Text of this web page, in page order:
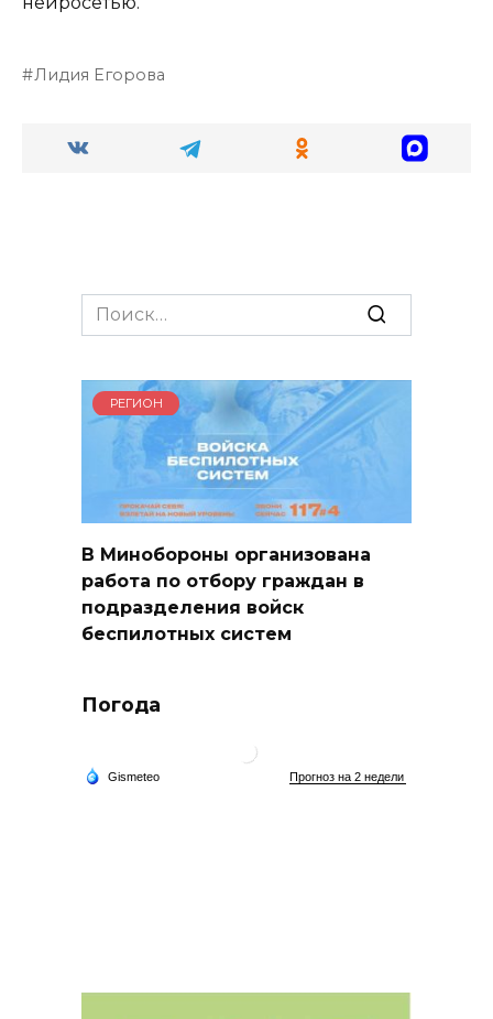
Лидия Егорова
Search
for:
РЕГИОН
В Минобороны организована
работа по отбору граждан в
подразделения войск
беспилотных систем
Погода